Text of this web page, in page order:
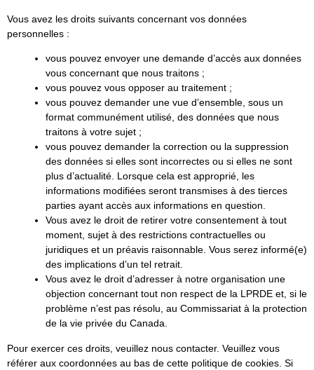
Vous avez les droits suivants concernant vos données
personnelles :
vous pouvez envoyer une demande d’accès aux données
vous concernant que nous traitons ;
vous pouvez vous opposer au traitement ;
vous pouvez demander une vue d’ensemble, sous un
format communément utilisé, des données que nous
traitons à votre sujet ;
vous pouvez demander la correction ou la suppression
des données si elles sont incorrectes ou si elles ne sont
plus d’actualité. Lorsque cela est approprié, les
informations modifiées seront transmises à des tierces
parties ayant accès aux informations en question.
Vous avez le droit de retirer votre consentement à tout
moment, sujet à des restrictions contractuelles ou
juridiques et un préavis raisonnable. Vous serez informé(e)
des implications d’un tel retrait.
Vous avez le droit d’adresser à notre organisation une
objection concernant tout non respect de la LPRDE et, si le
problème n’est pas résolu, au Commissariat à la protection
de la vie privée du Canada.
Pour exercer ces droits, veuillez nous contacter. Veuillez vous
référer aux coordonnées au bas de cette politique de cookies. Si